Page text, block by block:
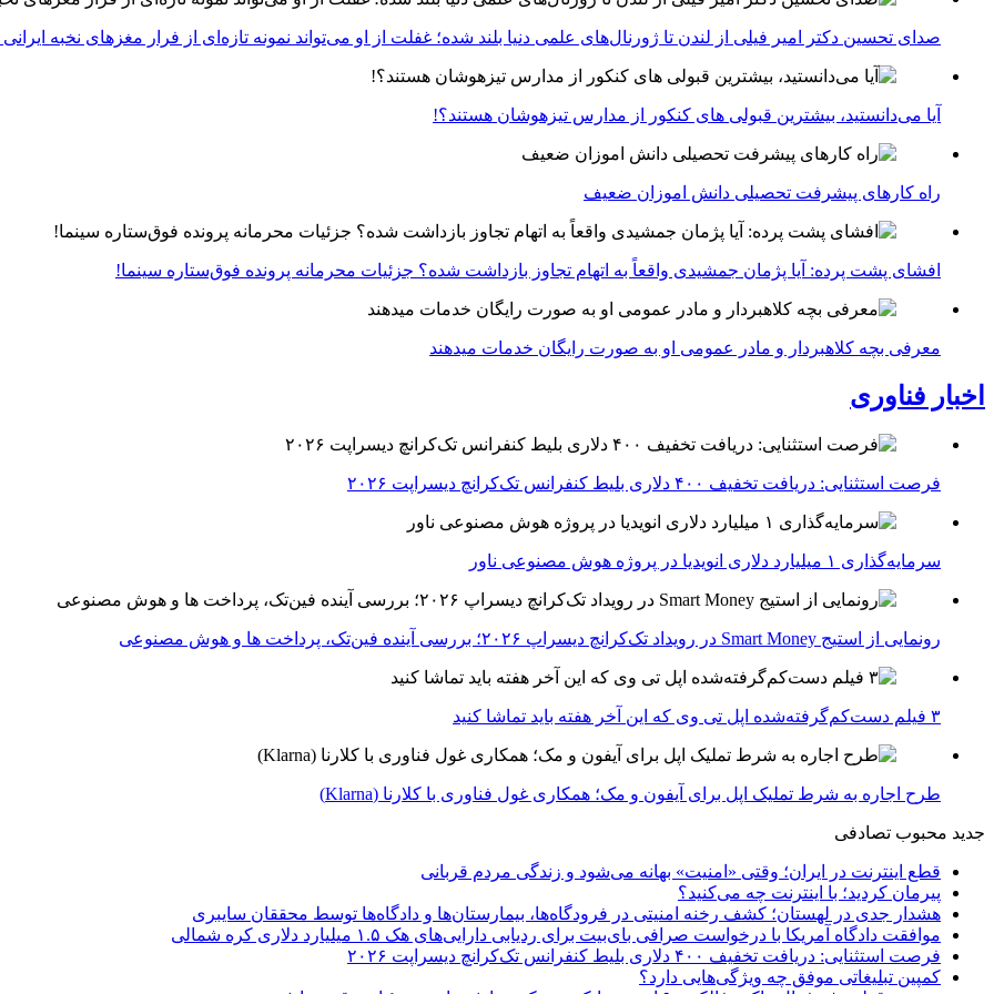
صدای تحسین دکتر امیر فیلی از لندن تا ژورنال‌های علمی دنیا بلند شده؛ غفلت از او می‌تواند نمونه تازه‌ای از فرار مغزهای نخبه ایرانی
آیا می‌دانستید، بیشترین قبولی های کنکور از مدارس تیزهوشان هستند؟!
راه کارهای پیشرفت تحصیلی دانش اموزان ضعیف
افشای پشت پرده: آیا پژمان جمشیدی واقعاً به اتهام تجاوز بازداشت شده؟ جزئیات محرمانه پرونده فوق‌ستاره سینما!
معرفی بچه کلاهبردار و مادر عمومی او به صورت رایگان خدمات میدهند
اخبار فناوری
فرصت استثنایی: دریافت تخفیف ۴۰۰ دلاری بلیط کنفرانس تک‌کرانچ دیسراپت ۲۰۲۶
سرمایه‌گذاری ۱ میلیارد دلاری انویدیا در پروژه هوش مصنوعی ناور
رونمایی از استیج Smart Money در رویداد تک‌کرانچ دیسراپ ۲۰۲۶؛ بررسی آینده فین‌تک، پرداخت‌ ها و هوش مصنوعی
۳ فیلم دست‌کم‌گرفته‌شده اپل تی وی که این آخر هفته باید تماشا کنید
طرح اجاره به شرط تملیک اپل برای آیفون و مک؛ همکاری غول فناوری با کلارنا (Klarna)
جدید محبوب تصادفی
قطع اینترنت در ایران؛ وقتی «امنیت» بهانه می‌شود و زندگی مردم قربانی
پیرمان کردید؛ با اینترنت چه می‌کنید؟
هشدار جدی در لهستان؛ کشف رخنه امنیتی در فرودگاه‌ها، بیمارستان‌ها و دادگاه‌ها توسط محققان سایبری
موافقت دادگاه آمریکا با درخواست صرافی بای‌بیت برای ردیابی دارایی‌های هک ۱.۵ میلیارد دلاری کره شمالی
فرصت استثنایی: دریافت تخفیف ۴۰۰ دلاری بلیط کنفرانس تک‌کرانچ دیسراپت ۲۰۲۶
کمپین تبلیغاتی موفق چه ویژگی‌هایی دارد؟